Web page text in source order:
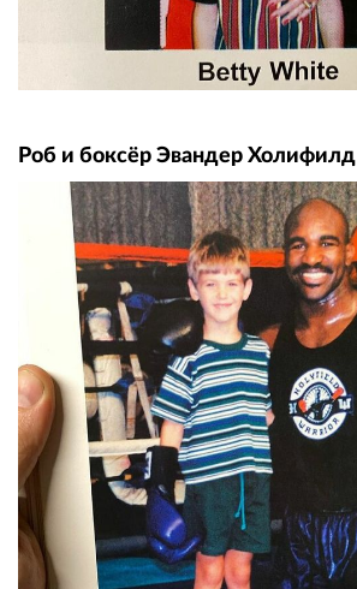
Роб и боксёр Эвандер Холифилд